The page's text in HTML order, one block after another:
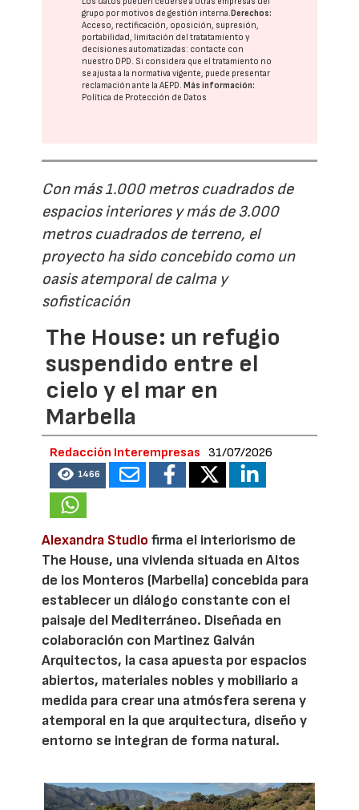
grupo por motivos de gestión interna.Derechos:
Acceso, rectificación, oposición, supresión,
portabilidad, limitación del tratatamiento y
decisiones automatizadas: contacte con
nuestro DPD. Si considera que el tratamiento no
se ajusta a la normativa vigente, puede presentar
reclamación ante laAEPD.Más información:
Política de Protección de Datos
Con más 1.000 metros cuadrados de
espacios interiores y más de 3.000
metros cuadrados de terreno, el
proyecto ha sido concebido como un
oasis atemporal de calma y
sofisticación
The House: un refugio
suspendido entre el
cielo y el mar en
Marbella
Redacción Interempresas 31/07/2026
1466
Alexandra Studio firma el interiorismo de
The House, una vivienda situada en Altos
de los Monteros (Marbella) concebida para
establecer un diálogo constante con el
paisaje del Mediterráneo. Diseñada en
colaboración con Martinez Galván
Arquitectos, la casa apuesta por espacios
abiertos, materiales nobles y mobiliario a
medida para crear una atmósfera serena y
atemporal en la que arquitectura, diseño y
entorno se integran de forma natural.